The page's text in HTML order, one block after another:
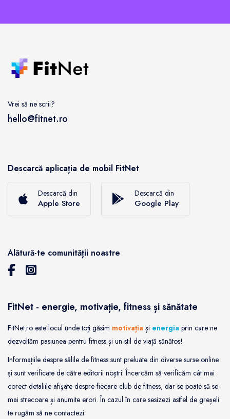
Vrei să ne scrii?
hello@fitnet.ro
Descarcă aplicația de mobil FitNet
Descarcă din
Apple Store
Descarcă din
Google Play
Alătură-te comunității noastre
FitNet - energie, motivație, fitness și sănătate
FitNet.ro este locul unde toți găsim motivația și energia prin care ne
dezvoltăm pasiunea pentru fitness și un stil de viață sănătos!
Informațiile despre sălile de fitness sunt preluate din diverse surse online
și sunt verificate de către editorii noștri. Încercăm să verificăm cât mai
corect detaliile afișate despre fiecare club de fitness, dar se poate să se
mai strecoare și anumite erori. În cazul în care sesizezi astfel de greșeli
te rugăm să ne contactezi.